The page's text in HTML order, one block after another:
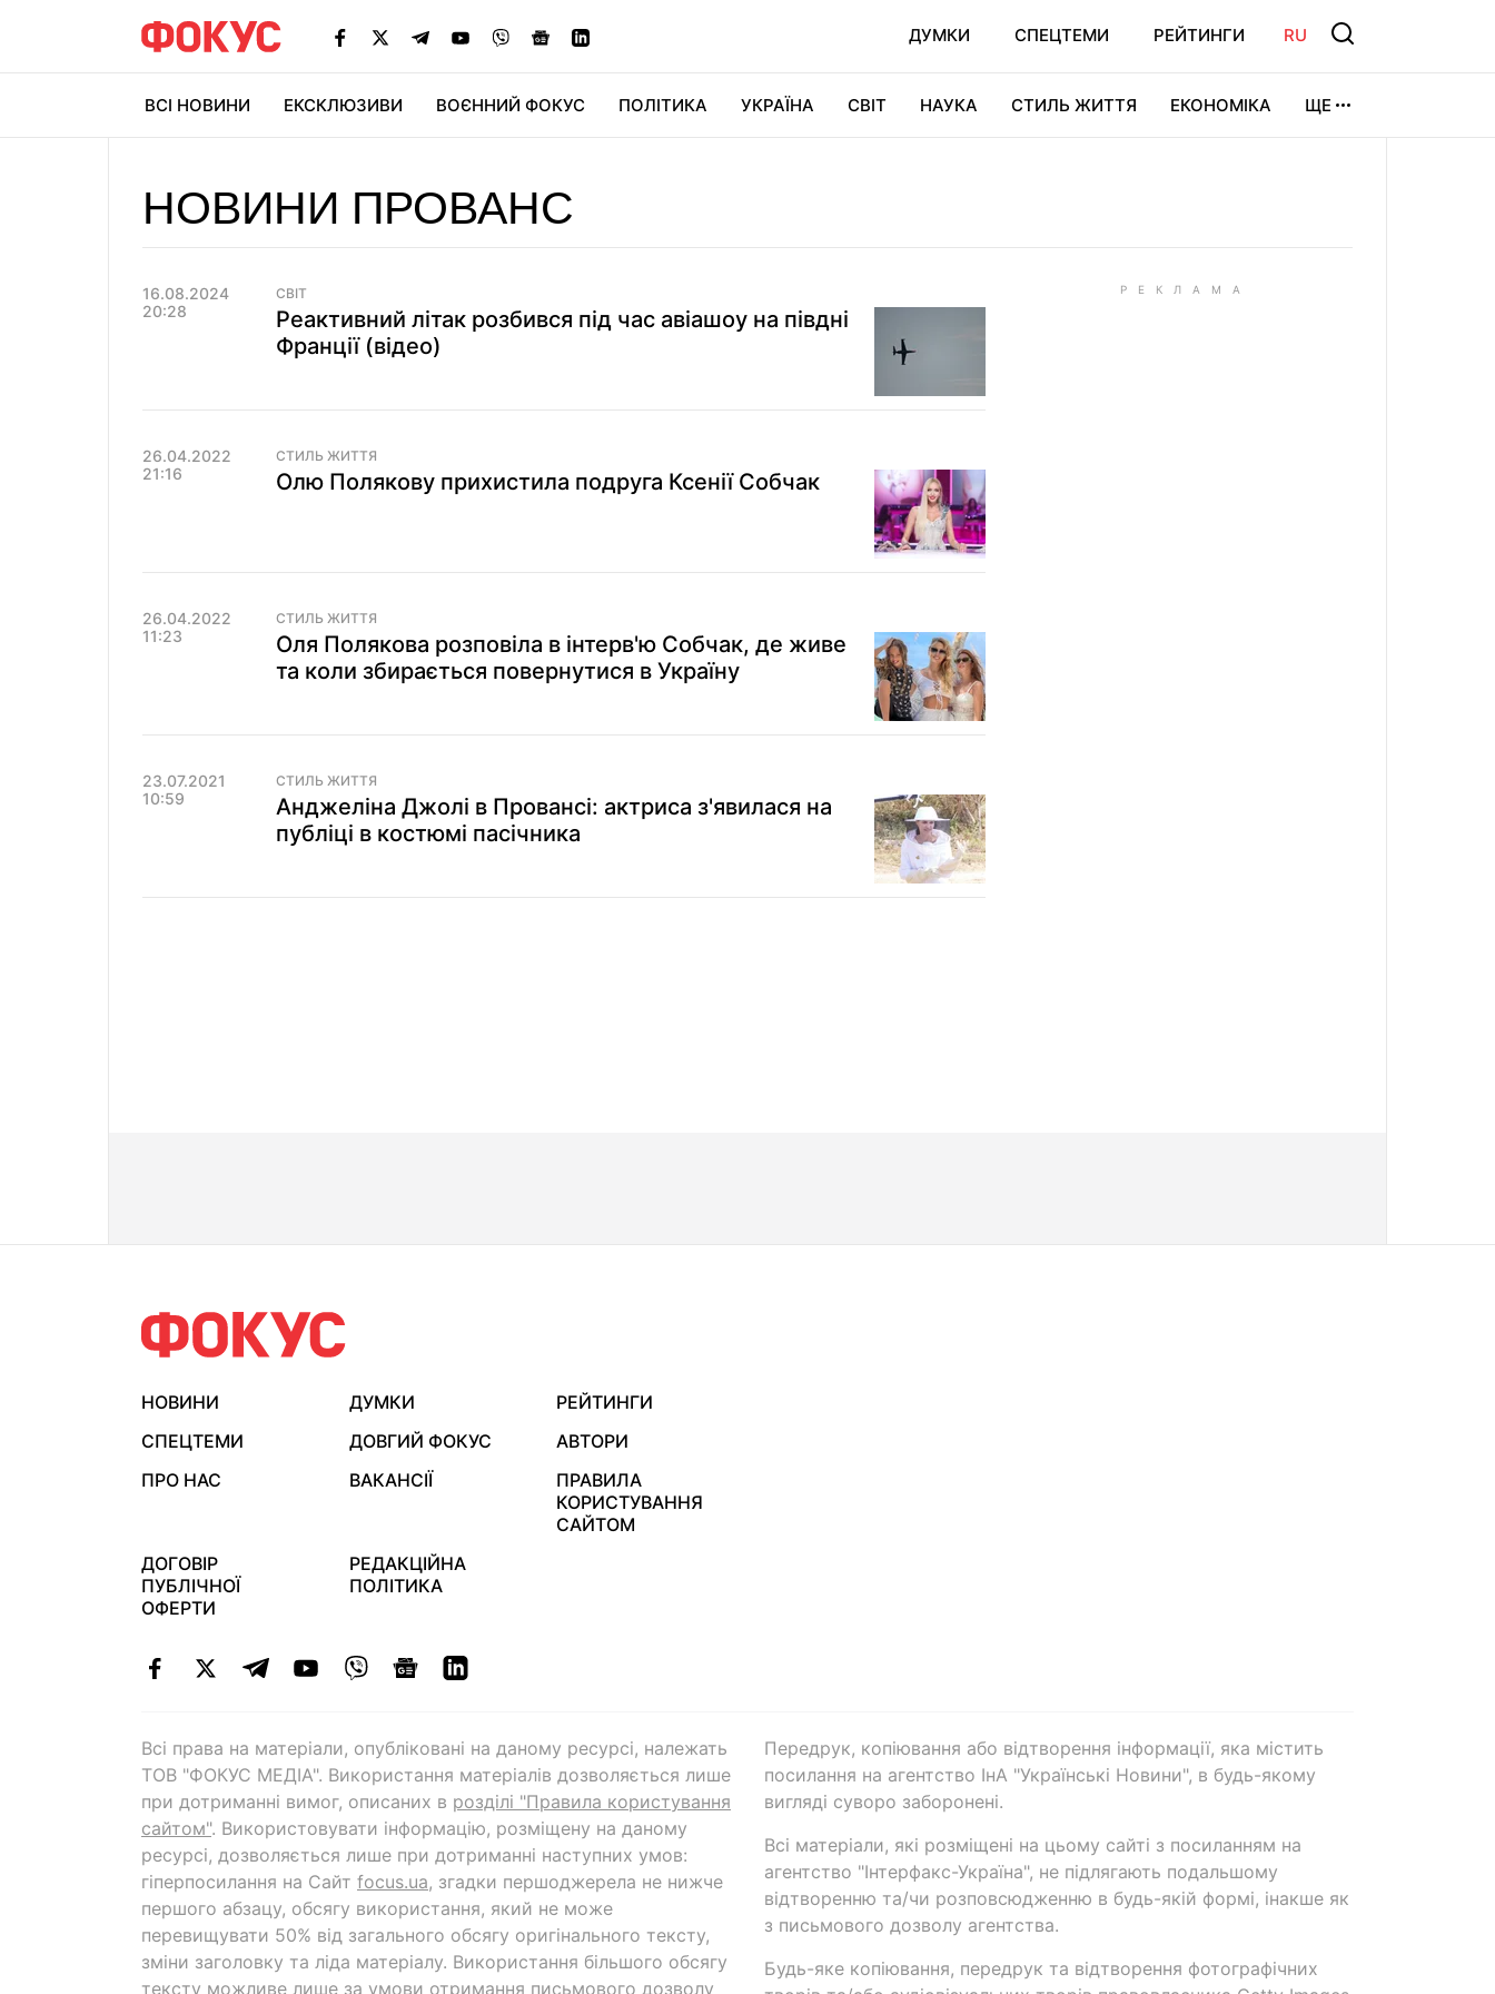
ДУМКИ СПЕЦТЕМИ РЕЙТИНГИ RU
ВСІ НОВИНИ ЕКСКЛЮЗИВИ ВОЄННИЙ ФОКУС ПОЛІТИКА УКРАЇНА СВІТ НАУКА СТИЛЬ ЖИТТЯ ЕКОНОМІКА ЩЕ
НОВИНИ ПРОВАНС
16.08.2024
20:28
СВІТ
Реактивний літак розбився під час авіашоу на півдні
Франції (відео)
26.04.2022
21:16
СТИЛЬ ЖИТТЯ
Олю Полякову прихистила подруга Ксенії Собчак
26.04.2022
11:23
СТИЛЬ ЖИТТЯ
Оля Полякова розповіла в інтерв'ю Собчак, де живе
та коли збирається повернутися в Україну
23.07.2021
10:59
СТИЛЬ ЖИТТЯ
Анджеліна Джолі в Провансі: актриса з'явилася на
публіці в костюмі пасічника
НОВИНИ ДУМКИ
РЕЙТИНГИ
СПЕЦТЕМИ
ДОВГИЙ ФОКУС
АВТОРИ
ПРО НАС
ВАКАНСІЇ
ПРАВИЛА
КОРИСТУВАННЯ
САЙТОМ
ДОГОВІР
ПУБЛІЧНОЇ
ОФЕРТИ
РЕДАКЦІЙНА
ПОЛІТИКА
Всі права на матеріали, опубліковані на даному ресурсі, належать
ТОВ "ФОКУС МЕДІА". Використання матеріалів дозволяється лише
при дотриманні вимог, описаних в розділі "Правила користування
сайтом". Використовувати інформацію, розміщену на даному
ресурсі, дозволяється лише при дотриманні наступних умов:
гіперпосилання на Cайт focus.ua, згадки першоджерела не нижче
першого абзацу, обсягу використання, який не може
перевищувати 50% від загального обсягу оригінального тексту,
зміни заголовку та ліда матеріалу. Використання більшого обсягу
тексту можливе лише за умови отримання письмового дозволу
Передрук, копіювання або відтворення інформації, яка містить
посилання на агентство ІнА "Українські Новини", в будь-якому
вигляді суворо заборонені.
Всі матеріали, які розміщені на цьому сайті з посиланням на
агентство "Інтерфакс-Україна", не підлягають подальшому
відтворенню та/чи розповсюдженню в будь-якій формі, інакше як
з письмового дозволу агентства.
Будь-яке копіювання, передрук та відтворення фотографічних